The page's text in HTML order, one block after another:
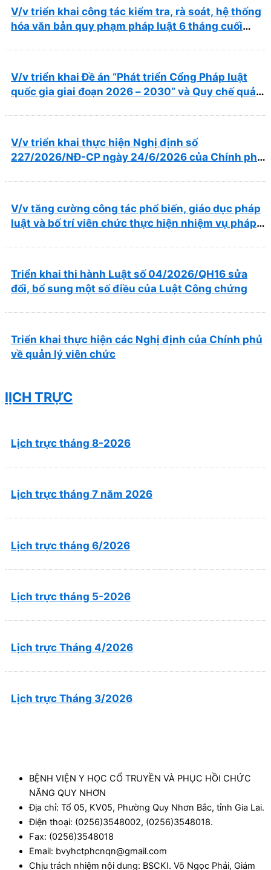
V/v triển khai công tác kiểm tra, rà soát, hệ thống
hóa văn bản quy phạm pháp luật 6 tháng cuối
V/v triển khai Đề án “Phát triển Cổng Pháp luật
quốc gia giai đoạn 2026 – 2030” và Quy chế quản
V/v triển khai thực hiện Nghị định số
227/2026/NĐ-CP ngày 24/6/2026 của Chính phủ
trong lĩnh vực y tế
V/v tăng cường công tác phổ biến, giáo dục pháp
luật và bố trí viên chức thực hiện nhiệm vụ pháp
Triển khai thi hành Luật số 04/2026/QH16 sửa
đổi, bổ sung một số điều của Luật Công chứng
Triển khai thực hiện các Nghị định của Chính phủ
về quản lý viên chức
lỊCH TRỰC
Lịch trực tháng 8-2026
Lịch trực tháng 7 năm 2026
Lịch trực tháng 6/2026
Lịch trực tháng 5-2026
Lịch trực Tháng 4/2026
Lịch trực Tháng 3/2026
BỆNH VIỆN Y HỌC CỔ TRUYỀN VÀ PHỤC HỒI CHỨC
NĂNG QUY NHƠN
Địa chỉ: Tổ 05, KV05, Phường Quy Nhơn Bắc, tỉnh Gia Lai.
Điện thoại: (0256)3548002, (0256)3548018.
Fax: (0256)3548018
Email: bvyhctphcnqn@gmail.com
Chịu trách nhiệm nội dung: BSCKI. Võ Ngọc Phải, Giám